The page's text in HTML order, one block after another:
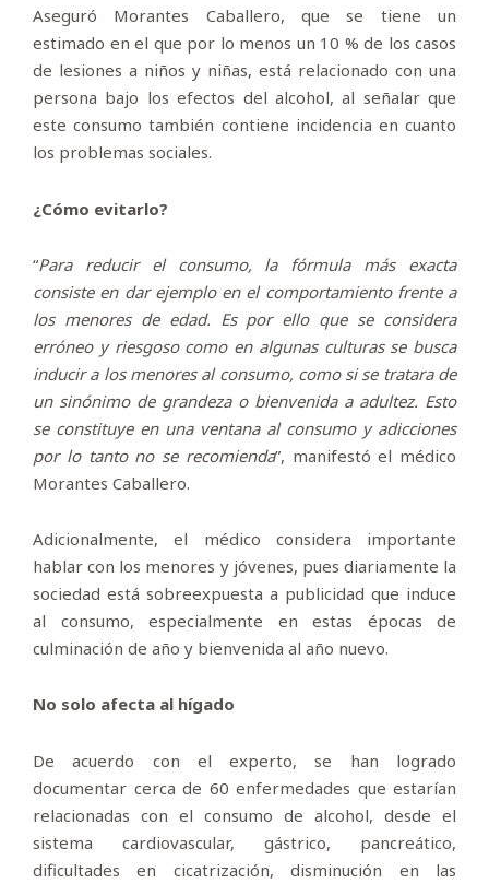
Aseguró Morantes Caballero, que se tiene un
estimado en el que por lo menos un 10 % de los casos
de lesiones a niños y niñas, está relacionado con una
persona bajo los efectos del alcohol, al señalar que
este consumo también contiene incidencia en cuanto
los problemas sociales.
¿Cómo evitarlo?
“Para reducir el consumo, la fórmula más exacta
consiste en dar ejemplo en el comportamiento frente a
los menores de edad. Es por ello que se considera
erróneo y riesgoso como en algunas culturas se busca
inducir a los menores al consumo, como si se tratara de
un sinónimo de grandeza o bienvenida a adultez. Esto
se constituye en una ventana al consumo y adicciones
por lo tanto no se recomienda”, manifestó el médico
Morantes Caballero.
Adicionalmente, el médico considera importante
hablar con los menores y jóvenes, pues diariamente la
sociedad está sobreexpuesta a publicidad que induce
al consumo, especialmente en estas épocas de
culminación de año y bienvenida al año nuevo.
No solo afecta al hígado
De acuerdo con el experto, se han logrado
documentar cerca de 60 enfermedades que estarían
relacionadas con el consumo de alcohol, desde el
sistema cardiovascular, gástrico, pancreático,
dificultades en cicatrización, disminución en las